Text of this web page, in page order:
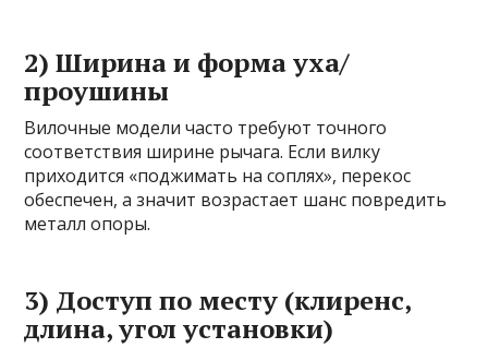
2) Ширина и форма уха/
проушины
Вилочные модели часто требуют точного
соответствия ширине рычага. Если вилку
приходится «поджимать на соплях», перекос
обеспечен, а значит возрастает шанс повредить
металл опоры.
3) Доступ по месту (клиренс,
длина, угол установки)